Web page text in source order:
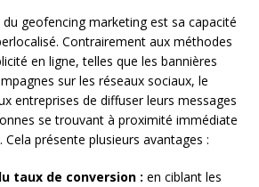
geofencing marketing est sa capacité
Contrairement aux méthodes
en ligne, telles que les bannières
sur les réseaux sociaux, le
entreprises de diffuser leurs messages
se trouvant à proximité immédiate
présente plusieurs avantages :
taux de conversion : en ciblant les